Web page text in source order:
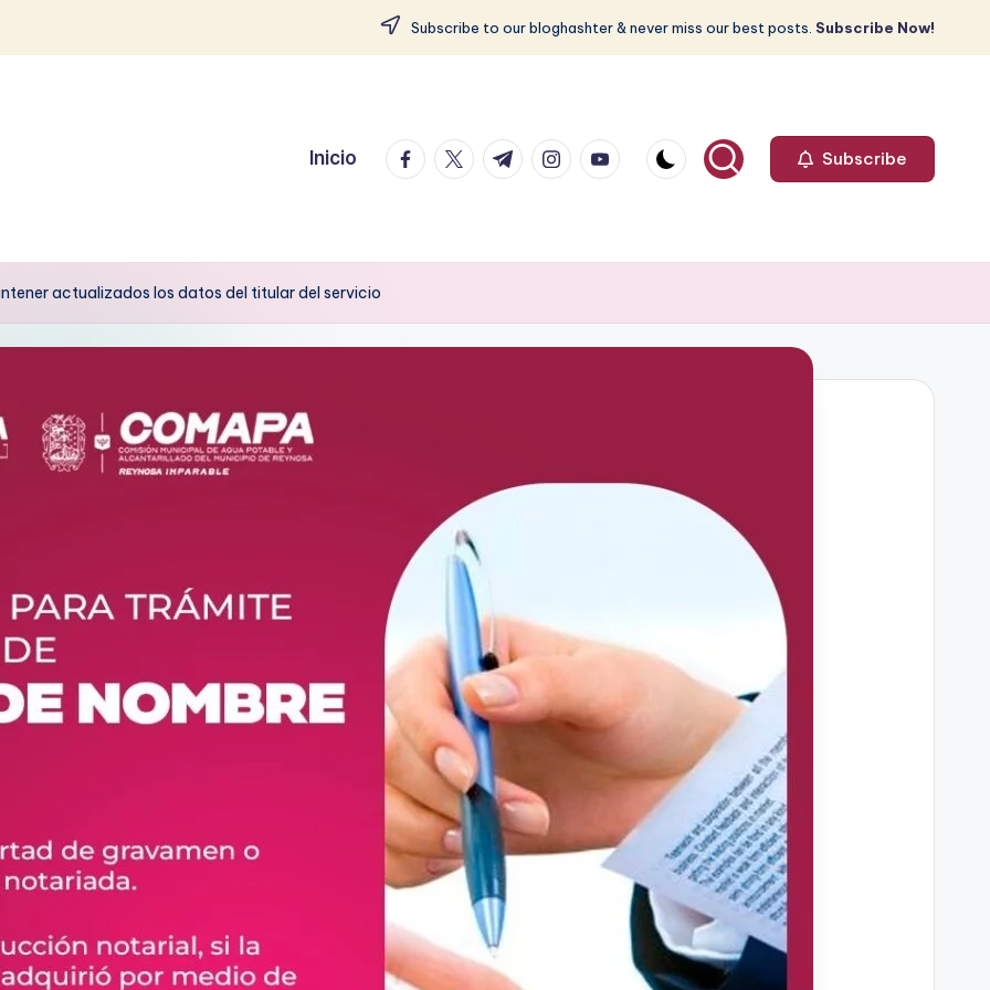
Subscribe to our bloghashter & never miss our best posts. Subscribe Now!
Inicio facebook.com
twitter.com
t.me instagram.com
youtube.com Subscribe
actualizados los datos del titular del servicio